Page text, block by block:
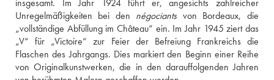
insgesamt. Im Jahr 1924 führt er, angesichts zahlreicher
Unregelmäßigkeiten bei den négociants von Bordeaux, die
„vollständige Abfüllung im Château“ ein. Im Jahr 1945 ziert das
„V“ für „Victoire“ zur Feier der Befreiung Frankreichs die
Flaschen des Jahrgangs. Dies markiert den Beginn einer Reihe
von Originalkunstwerken, die in den darauffolgenden Jahren